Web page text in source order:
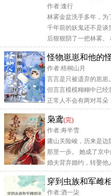
作者:逢行
林雾金盆洗手多年，为
千年前的妖鬼还不是
后狠狠阴了一把林雾
吃下与妖鬼同生共
怪物崽崽和他的
作者:梧桐山月
言言是只被遗弃的崽崽
但言言模模糊糊中已
正常人不会有两对耳
毛耳朵，毛耳朵白
枭鸢(完)
作者:寿半雪
庸山关险峻，历来是
那里一步。 她成了京
婚夫背弃婚约，转娶他
亲。
穿到虫族和军雌
作者:酒一柒